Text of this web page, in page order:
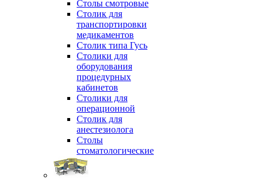
Столы смотровые
Столик для
транспортировки
медикаментов
Столик типа Гусь
Столики для
оборудования
процедурных
кабинетов
Столики для
операционной
Столик для
анестезиолога
Столы
стоматологические